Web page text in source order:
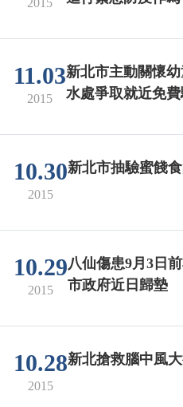
11.03
2015
新北市主動關懷
水處爭取就近免
10.30
2015
新北市抽驗蜜餞
10.29
2015
八仙傷患9月3日
市政府近日歸墊
10.28
2015
新北搶救腦中風